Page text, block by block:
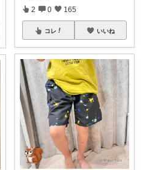
2 0 165
コレ いいね